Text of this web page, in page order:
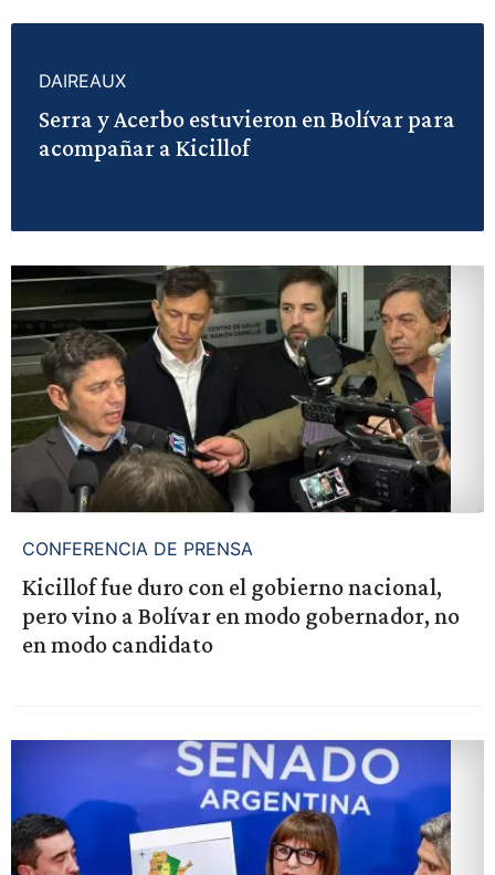
DAIREAUX
Serra y Acerbo estuvieron en Bolívar para
acompañar a Kicillof
CONFERENCIA DE PRENSA
Kicillof fue duro con el gobierno nacional,
pero vino a Bolívar en modo gobernador, no
en modo candidato